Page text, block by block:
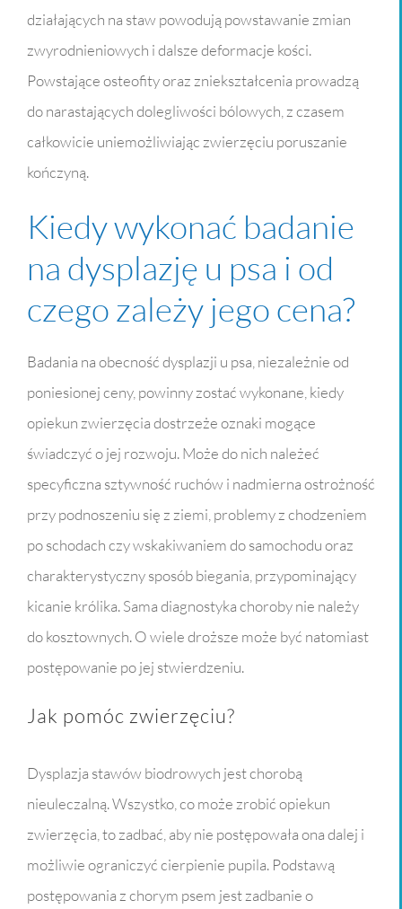
działających na staw powodują powstawanie zmian
zwyrodnieniowych i dalsze deformacje kości.
Powstające osteofity oraz zniekształcenia prowadzą
do narastających dolegliwości bólowych, z czasem
całkowicie uniemożliwiając zwierzęciu poruszanie
kończyną.
Kiedy wykonać badanie
na dysplazję u psa i od
czego zależy jego cena?
Badania na obecność dysplazji u psa, niezależnie od
poniesionej ceny, powinny zostać wykonane, kiedy
opiekun zwierzęcia dostrzeże oznaki mogące
świadczyć o jej rozwoju. Może do nich należeć
specyficzna sztywność ruchów i nadmierna ostrożność
przy podnoszeniu się z ziemi, problemy z chodzeniem
po schodach czy wskakiwaniem do samochodu oraz
charakterystyczny sposób biegania, przypominający
kicanie królika. Sama diagnostyka choroby nie należy
do kosztownych. O wiele droższe może być natomiast
postępowanie po jej stwierdzeniu.
Jak pomóc zwierzęciu?
Dysplazja stawów biodrowych jest chorobą
nieuleczalną. Wszystko, co może zrobić opiekun
zwierzęcia, to zadbać, aby nie postępowała ona dalej i
możliwie ograniczyć cierpienie pupila. Podstawą
postępowania z chorym psem jest zadbanie o